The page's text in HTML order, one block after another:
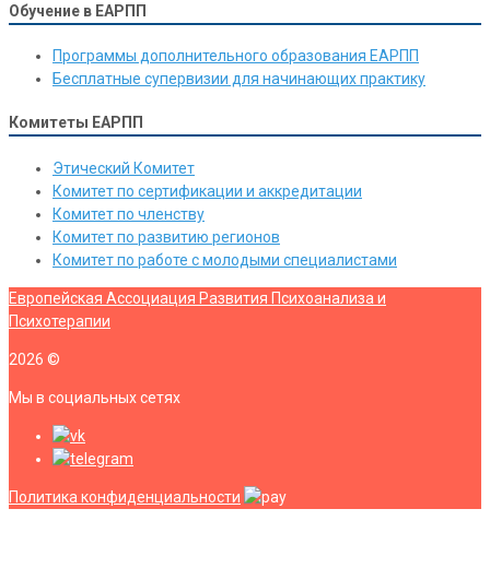
Обучение в ЕАРПП
Программы дополнительного образования ЕАРПП
Бесплатные супервизии для начинающих практику
Комитеты ЕАРПП
Этический Комитет
Комитет по сертификации и аккредитации
Комитет по членству
Комитет по развитию регионов
Комитет по работе с молодыми специалистами
Европейская Ассоциация Развития Психоанализа и
Психотерапии
2026 ©
Мы в социальных сетях
Политика конфиденциальности